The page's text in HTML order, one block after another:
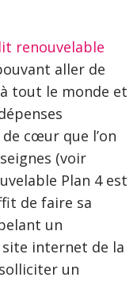
renouvelable
aller de
à tout le monde et
cœur que l’on
(voir
Plan 4 est
de faire sa
un
internet de la
un